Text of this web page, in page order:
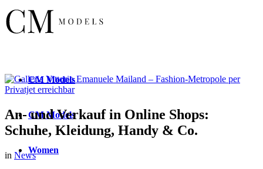
CMModels
CMModels
Women
An- und Verkauf in Online Shops:
Schuhe, Kleidung, Handy & Co.
in News